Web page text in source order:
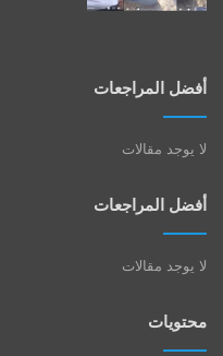
أفضل المراجعات
لا يوجد مقالات
أفضل المراجعات
لا يوجد مقالات
محتويات